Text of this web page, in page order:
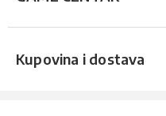
Kupovina i dostava